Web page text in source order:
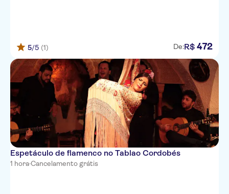
5/5 (1) De:R$ 472
Espetáculo de flamenco no Tablao Cordobés
1 hora·Cancelamento grátis